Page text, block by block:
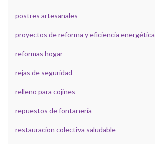
postres artesanales
proyectos de reforma y eficiencia energética
reformas hogar
rejas de seguridad
relleno para cojines
repuestos de fontanería
restauracion colectiva saludable